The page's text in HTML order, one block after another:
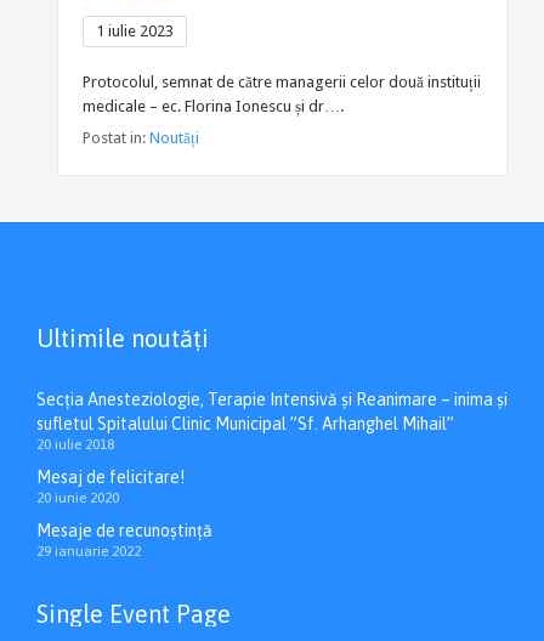
1 iulie 2023
Protocolul, semnat de către managerii celor două instituții
medicale – ec. Florina Ionescu și dr….
Postat in: Noutăți
Ultimile noutăți
Secția Anesteziologie, Terapie Intensivă și Reanimare – inima și
sufletul Spitalului Clinic Municipal ”Sf. Arhanghel Mihail”
20 iulie 2018
Mesaj de felicitare!
20 iunie 2020
Mesaje de recunoștință
29 ianuarie 2022
Single Event Page